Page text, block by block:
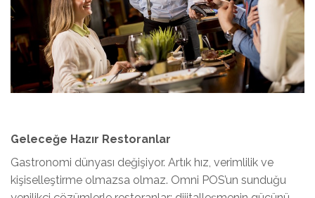
Geleceğe Hazır Restoranlar
Gastronomi dünyası değişiyor. Artık hız, verimlilik ve
kişiselleştirme olmazsa olmaz. Omni POS’un sunduğu